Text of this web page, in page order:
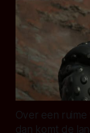
Over een
dan komt de